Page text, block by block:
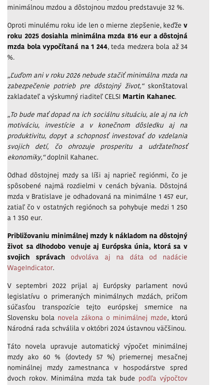
minimálnou mzdou a dôstojnou mzdou predstavuje 32 %.
Oproti minulému roku ide len o mierne zlepšenie, keďže v
roku 2025 dosiahla minimálna mzda 816 eur a dôstojná
mzda bola vypočítaná na 1 244, teda medzera bola až 34
%.
„Ľuďom ani v roku 2026 nebude stačiť minimálna mzda na
zabezpečenie potrieb pre dôstojný život,“skonštatoval
zakladateľ a výskumný riaditeľ CELSI Martin Kahanec.
„To bude mať dopad na ich sociálnu situáciu, ale aj na ich
motiváciu, investície a v konečnom dôsledku aj na
produktivitu, dopyt a schopnosť investovať do vzdelania
svojich detí, čo ohrozuje prosperitu a udržateľnosť
ekonomiky,“doplnil Kahanec.
Odhad dôstojnej mzdy sa líši aj naprieč regiónmi, čo je
spôsobené najmä rozdielmi v cenách bývania. Dôstojná
mzda v Bratislave je odhadovaná na minimálne 1 457 eur,
zatiaľ čo v ostatných regiónoch sa pohybuje medzi 1 250
a 1 350 eur.
Približovaniu minimálnej mzdy k nákladom na dôstojný
život sa dlhodobo venuje aj Európska únia, ktorá sa v
svojich správach
odvoláva aj na dáta od nadácie
WageIndicator.
V septembri 2022 prijal aj Európsky parlament novú
legislatívu o primeraných minimálnych mzdách, pričom
súčasťou transpozície tejto európskej smernice na
Slovensku bola novela zákona o minimálnej mzde, ktorú
Národná rada schválila v októbri 2024 ústavnou väčšinou.
Táto novela upravuje automatický výpočet minimálnej
mzdy ako 60 % (dovtedy 57 %) priemernej mesačnej
nominálnej mzdy zamestnanca v hospodárstve spred
dvoch rokov. Minimálna mzda tak bude podľa výpočtov